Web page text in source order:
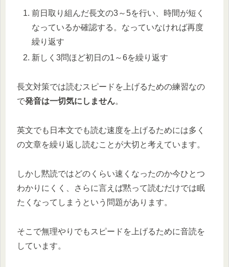
前日取り組んだ長文の3～5を行い、時間が短く
なっているか確認する。なっていなければ再度
繰り返す
新しく3問ほど初日の1～6を繰り返す
長文対策では読むスピードを上げるための練習なの
で発音は一切気にしません。
英文でも日本文でも読む速度を上げるためには多く
の文章を繰り返し読むことが大切と考えています。
しかし黙読ではどのくらい速くなったのか今ひとつ
わかりにくく、さらに言えば黙って読むだけでは眠
たくなってしまうという問題があります。
そこで無理やりでもスピードを上げるために音読を
しています。